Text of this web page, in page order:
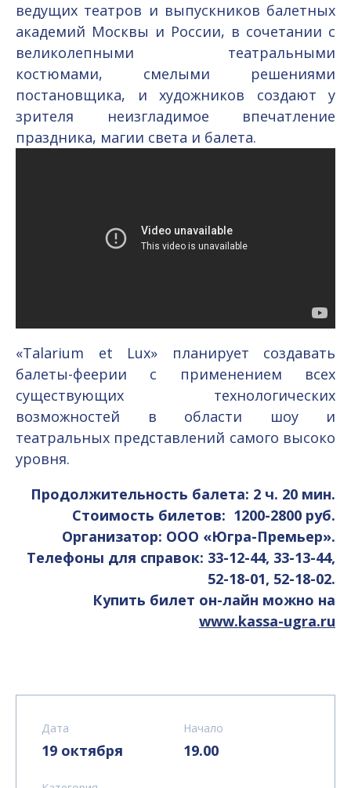
ведущих театров и выпускников балетных
академий Москвы и России, в сочетании с
великолепными театральными
костюмами, смелыми решениями
постановщика, и художников создают у
зрителя неизгладимое впечатление
праздника, магии света и балета.
«Talarium et Lux» планирует создавать
балеты-феерии с применением всех
существующих технологических
возможностей в области шоу и
театральных представлений самого высоко
уровня.
Продолжительность балета: 2 ч. 20 мин.
Стоимость билетов: 1200-2800 руб.
Организатор: ООО «Югра-Премьер».
Телефоны для справок: 33-12-44, 33-13-44,
52-18-01, 52-18-02.
Купить билет он-лайн можно на
www.kassa-ugra.ru
Дата
19 октября
Начало
19.00